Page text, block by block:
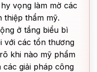
vọng làm mờ các
thiệp thẩm mỹ.
ở tầng biểu bì
với các tổn thương
khi nào mỹ phẩm
giải pháp công